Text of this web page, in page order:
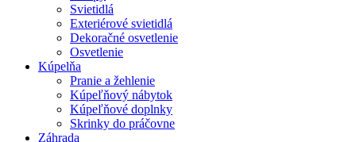
Svietidlá
Exteriérové svietidlá
Dekoračné osvetlenie
Osvetlenie
Kúpelňa
Pranie a žehlenie
Kúpeľňový nábytok
Kúpeľňové doplnky
Skrinky do práčovne
Záhrada